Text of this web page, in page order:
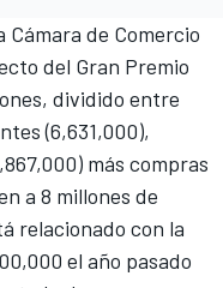
de Comercio
del Gran Premio
dividido entre
(6,631,000),
más compras
a 8 millones de
relacionado con la
el año pasado